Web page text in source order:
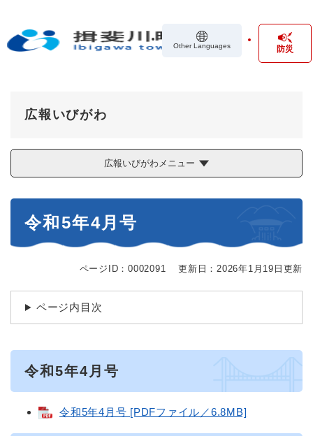
の
Other Languages 防災
広報いびがわ
広報いびがわメニュー
令和5年4月号
ページID：0002091 更新日：2026年1月19日更新
ページ内目次
令和5年4月号
令和5年4月号 [PDFファイル／6.8MB]